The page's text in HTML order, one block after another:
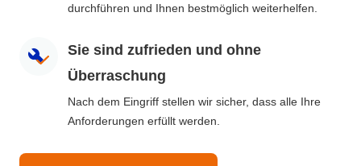
durchführen und Ihnen bestmöglich weiterhelfen.
Sie sind zufrieden und ohne
Überraschung
Nach dem Eingriff stellen wir sicher, dass alle Ihre
Anforderungen erfüllt werden.